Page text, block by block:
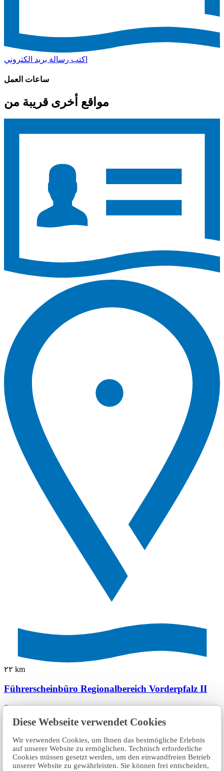
Diese Webseite verwendet Cookies
Wir verwenden Cookies, um Ihnen das bestmögliche Erlebnis
auf unserer Website zu ermöglichen. Technisch erforderliche
Cookies müssen gesetzt werden, um den einwandfreien Betrieb
unserer Website zu gewährleisten. Sie können frei entscheiden,
اكتب رسالة بريد الكتروني
ساعات العمل
مواقع أخرى قريبة من
٢٢ km
Führerscheinbüro Regionalbereich Vorderpfalz II